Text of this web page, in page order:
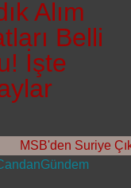
Alım
Belli
İşte
Gündem